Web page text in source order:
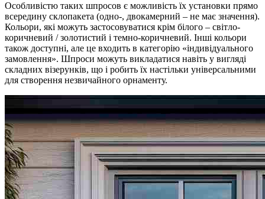
Особливістю таких шпросов є можливість їх установки прямо
всередину склопакета (одно-, двокамерний – не має значення).
Кольори, які можуть застосовуватися крім білого – світло-
коричневий / золотистий і темно-коричневий. Інші кольори
також доступні, але це входить в категорію «індивідуального
замовлення». Шпроси можуть викладатися навіть у вигляді
складних візерунків, що і робить їх настільки універсальними
для створення незвичайного орнаменту.